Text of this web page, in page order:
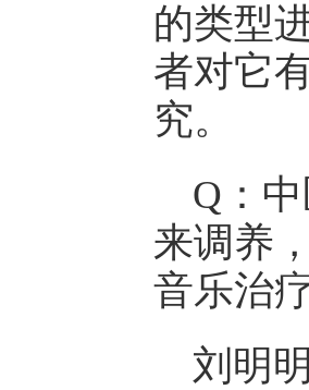
的类型
者对它
究。
Q：
来调养
音乐治
刘明